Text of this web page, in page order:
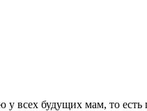
всех будущих мам, то